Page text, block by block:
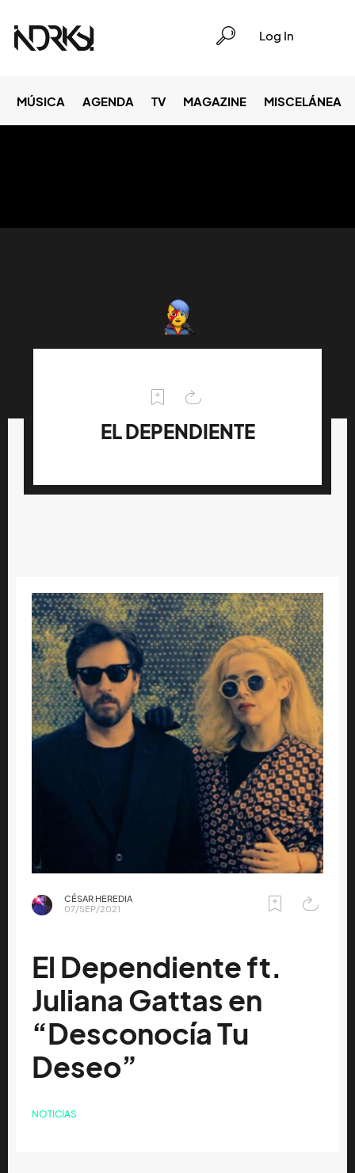
Log In
MÚSICA AGENDA TV MAGAZINE MISCELÁNEA
EL DEPENDIENTE
CÉSAR HEREDIA
07/SEP/2021
El Dependiente ft.
Juliana Gattas en
“Desconocía Tu
Deseo”
NOTICIAS